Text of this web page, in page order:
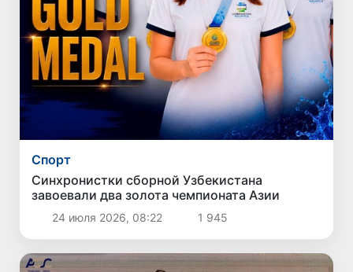
Спорт
Синхронистки сборной Узбекистана
завоевали два золота чемпионата Азии
24 июля 2026, 08:22 1 945